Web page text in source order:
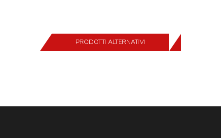
PRODOTTI ALTERNATIVI